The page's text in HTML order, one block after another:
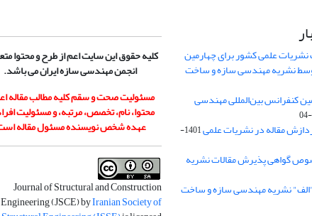
علمی کشور برای چهارمین
نشریه مهندسی سازه و ساخت
کنفرانس بین‌المللی مهندسی
مقاله در نشریات علمی
1401-
گواهی پذیرش مقالات نشریه
کلیه حقوق این سایت اعم از طرح و محتوا
انجمن مهندسی سازه ایران می باشد.
مسئولیت صحت و سقم کلیه مطالب مقاله
محتوا، نام، تخصص، مرتبه، و مسئولیت
عهده شخص نویسنده مسئول مقاله
Journal of Structural and Construction
Engineering (JSCE) byIranian Society of